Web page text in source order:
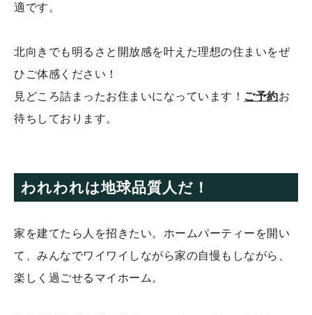
適です。
北向きでも明るさと開放感を叶えた理想の住まいをぜ
ひご体感ください！
見どころ詰まったお住まいになっています！ ご予約お
待ちしております。
われわれは地球品質人だ！
家を建てたら人を招きたい。ホームパーティーを開い
て、みんなでワイワイしながら家の自慢もしながら、
楽しく過ごせるマイホーム。